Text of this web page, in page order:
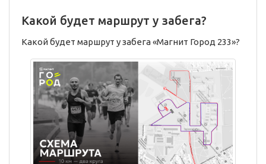
Какой будет маршрут у забега?
Какой будет маршрут у забега «Магнит Город 233»?